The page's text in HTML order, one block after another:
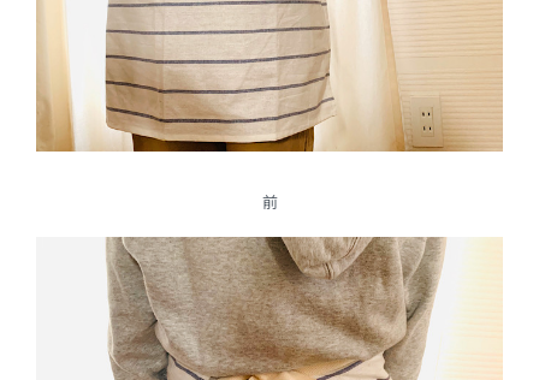
前